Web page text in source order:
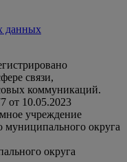
данных
связи,
коммуникаций.
от 10.05.2023
учреждение
муниципального округа
округа